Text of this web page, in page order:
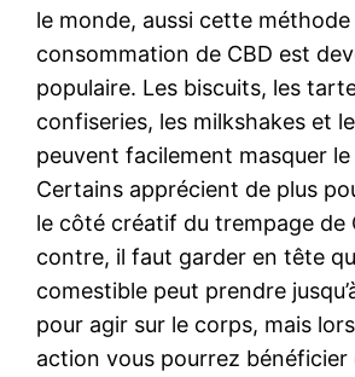
le monde, aussi cette
consommation de CBD est
populaire. Les biscuits, les
confiseries, les milkshakes et
peuvent facilement masquer le
Certains apprécient de plus
le côté créatif du trempage de
contre, il faut garder en tête
comestible peut prendre
pour agir sur le corps, mais
action vous pourrez bénéficier